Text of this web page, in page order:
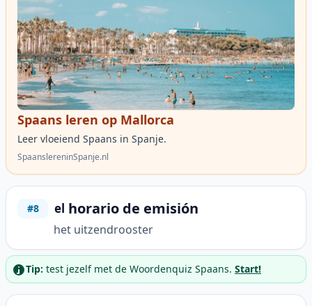
Spaans leren op Mallorca
Leer vloeiend Spaans in Spanje.
SpaanslereninSpanje.nl
#8 el horario de emisión
het uitzendrooster
Tip: test jezelf met de Woordenquiz Spaans. Start!